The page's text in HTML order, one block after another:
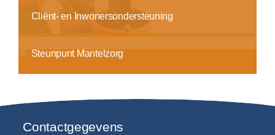
Cliënt- en Inwonersondersteuning
Steunpunt Mantelzorg
Contactgegevens